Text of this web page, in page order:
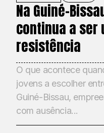
Na Guiné-
continua a ser
resistência
O que acontece
jovens a escolher
Guiné-Bissau,
com ausência...